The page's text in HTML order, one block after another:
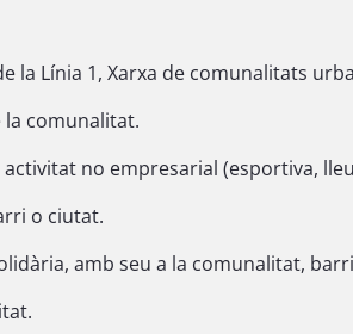
la Línia 1, Xarxa de comunalitats
la comunalitat.
activitat no empresarial (esportiva,
o ciutat.
amb seu a la comunalitat,